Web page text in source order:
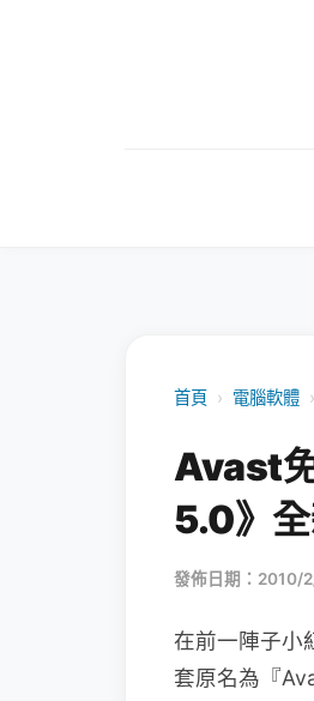
首頁 › 電腦軟體 ›
Avast
5.0》
發佈日期：2010/
在前一陣子小
套原名為『